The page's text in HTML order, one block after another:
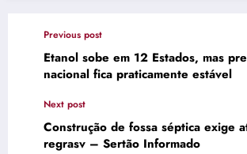
Previous post
Etanol sobe em 12 Estados, mas
nacional fica praticamente estável
Next post
Construção de fossa séptica exige
regrasv – Sertão Informado